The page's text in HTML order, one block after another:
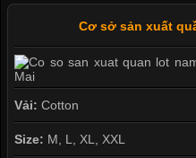
Cơ sở sản xuất
Vải: Cotton
Size: M, L, XL, XXL